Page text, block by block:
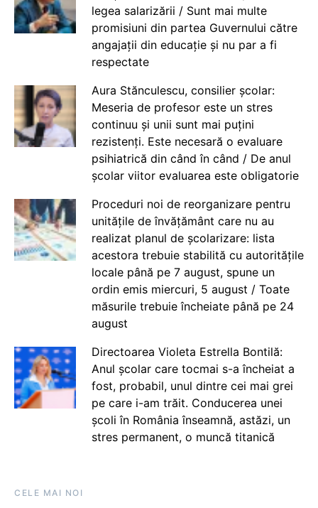
legea salarizării / Sunt mai multe
promisiuni din partea Guvernului către
angajații din educație și nu par a fi
respectate
Aura Stănculescu, consilier școlar:
Meseria de profesor este un stres
continuu și unii sunt mai puțini
rezistenți. Este necesară o evaluare
psihiatrică din când în când / De anul
școlar viitor evaluarea este obligatorie
Proceduri noi de reorganizare pentru
unitățile de învățământ care nu au
realizat planul de școlarizare: lista
acestora trebuie stabilită cu autoritățile
locale până pe 7 august, spune un
ordin emis miercuri, 5 august / Toate
măsurile trebuie încheiate până pe 24
august
Directoarea Violeta Estrella Bontilă:
Anul școlar care tocmai s-a încheiat a
fost, probabil, unul dintre cei mai grei
pe care i-am trăit. Conducerea unei
școli în România înseamnă, astăzi, un
stres permanent, o muncă titanică
CELE MAI NOI